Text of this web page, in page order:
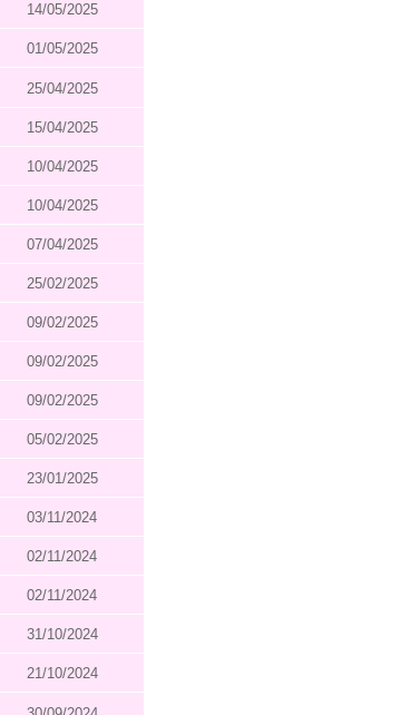
14/05/2025
01/05/2025
25/04/2025
15/04/2025
10/04/2025
10/04/2025
07/04/2025
25/02/2025
09/02/2025
09/02/2025
09/02/2025
05/02/2025
23/01/2025
03/11/2024
02/11/2024
02/11/2024
31/10/2024
21/10/2024